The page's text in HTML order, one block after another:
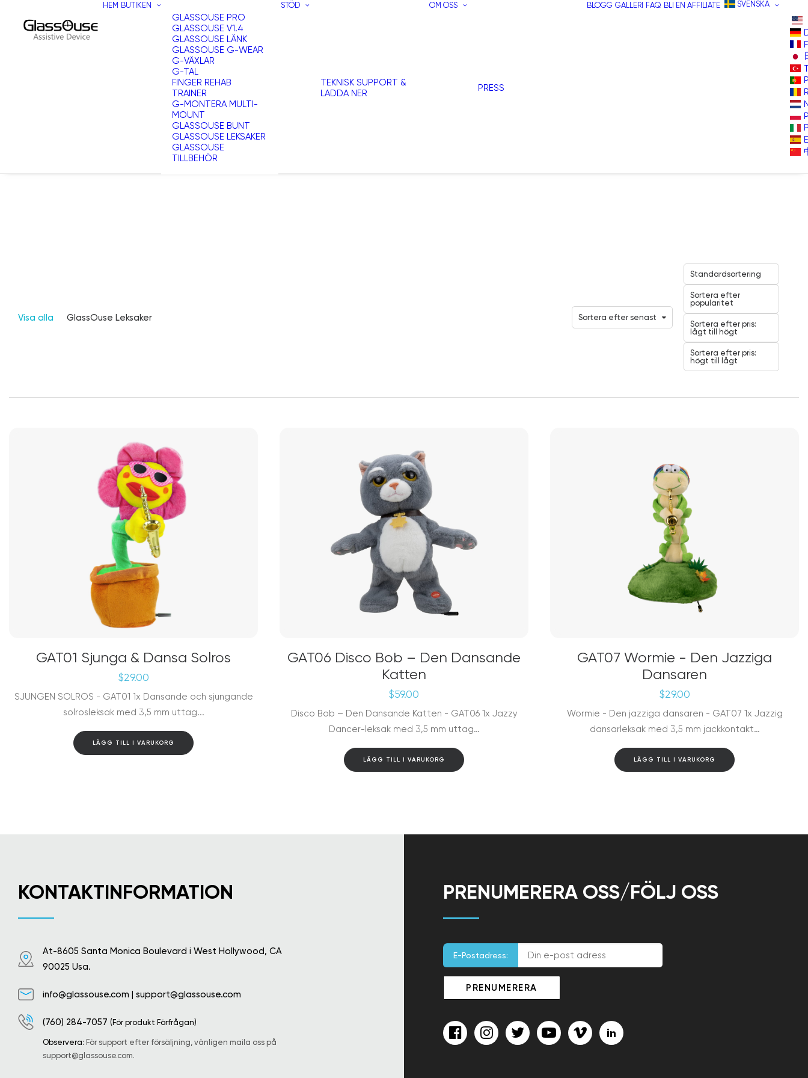
HEM BUTIKEN
GLASSOUSE PRO
GLASSOUSE V1.4
GLASSOUSE LÄNK
GLASSOUSE G-WEAR
G-VÄXLAR
G-TAL
FINGER REHAB
TRAINER
G-MONTERA MULTI-
MOUNT
GLASSOUSE BUNT
GLASSOUSE LEKSAKER
GLASSOUSE
TILLBEHÖR
STÖD
TEKNISK SUPPORT &
LADDA NER
OM OSS
PRESS
BLOGG GALLERI FAQ BLI EN AFFILIATE SVENSKA
Visa alla GlassOuse Leksaker Sortera efter senast
Standardsortering
Sortera efter
popularitet
Sortera efter pris:
lågt till högt
Sortera efter pris:
högt till lågt
GAT01 Sjunga & Dansa Solros
$29.00
SJUNGEN SOLROS - GAT01 1x Dansande och sjungande
solrosleksak med 3,5 mm uttag...
LÄGG TILL I VARUKORG
GAT06 Disco Bob – Den Dansande
Katten
$59.00
Disco Bob – Den Dansande Katten - GAT06 1x Jazzy
Dancer-leksak med 3,5 mm uttag…
LÄGG TILL I VARUKORG
GAT07 Wormie - Den Jazziga
Dansaren
$29.00
Wormie - Den jazziga dansaren - GAT07 1x Jazzig
dansarleksak med 3,5 mm jackkontakt…
LÄGG TILL I VARUKORG
KONTAKTINFORMATION
At-8605 Santa Monica Boulevard i West Hollywood, CA
90025 Usa.
info@glassouse.com | support@glassouse.com
(760) 284-7057 (För produkt Förfrågan)
Observera: För support efter försäljning, vänligen maila oss på
support@glassouse.com.
PRENUMERERA OSS/FÖLJ OSS
E-Postadress: